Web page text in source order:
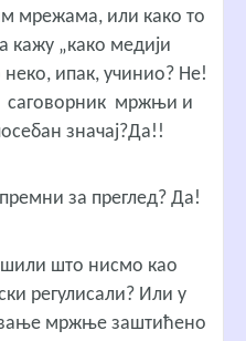
мрежама, или како то
кажу „како медији
ипак, учинио? Не!
мржњи и
значај?Да!!
за преглед? Да!
што нисмо као
регулисали? Или у
мржње заштићено